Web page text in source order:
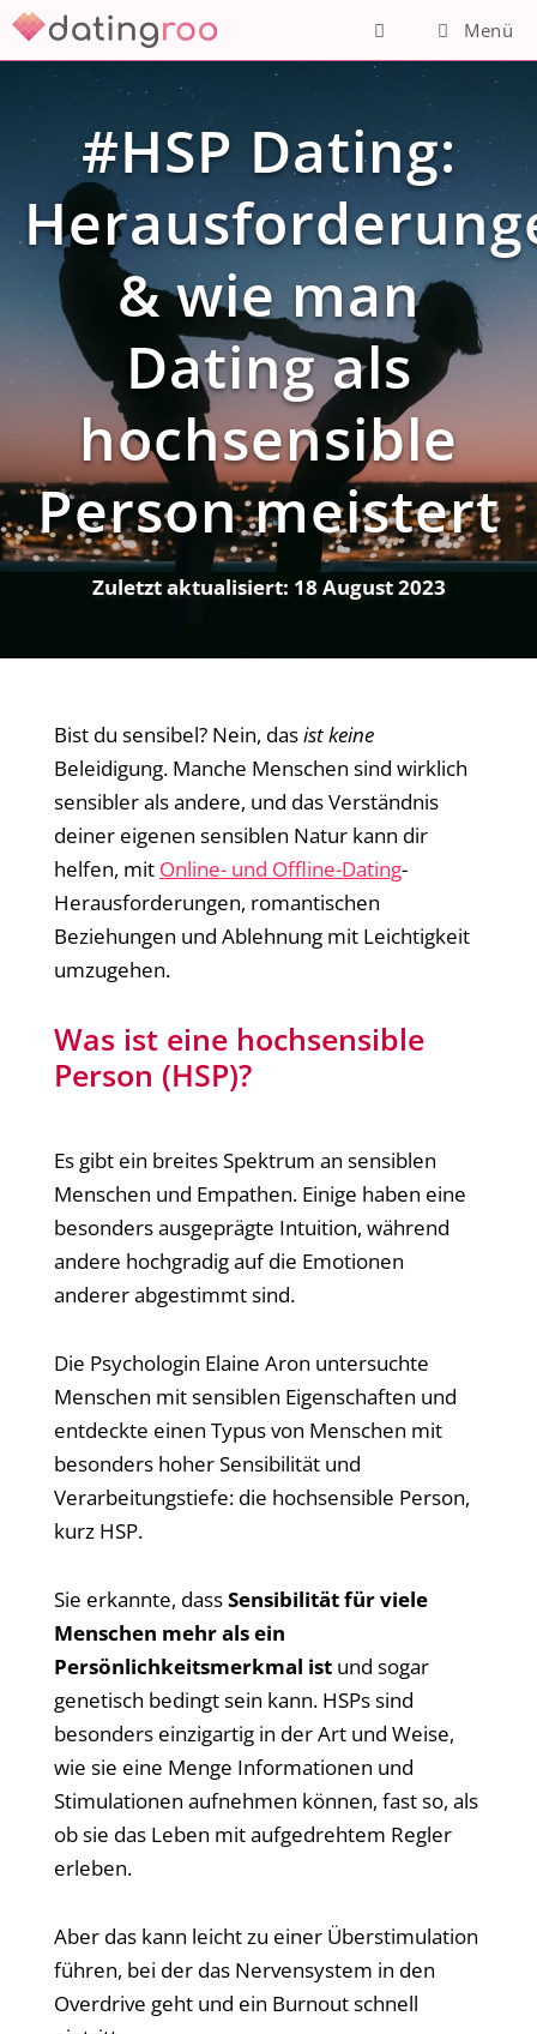
Zum
Inhalt
springen
Menü
#HSP Dating:
& wie man
Dating als
hochsensible
Person meistert
Zuletzt aktualisiert: 18 August 2023
Bist du sensibel? Nein, dasist keine
Beleidigung. Manche Menschen sind wirklich
sensibler als andere, und das Verständnis
deiner eigenen sensiblen Natur kann dir
helfen, mit Online- und Offline-Dating-
Herausforderungen, romantischen
Beziehungen und Ablehnung mit Leichtigkeit
umzugehen.
Was ist eine hochsensible
Person (HSP)?
Es gibt ein breites Spektrum an sensiblen
Menschen und Empathen. Einige haben eine
besonders ausgeprägte Intuition, während
andere hochgradig auf die Emotionen
anderer abgestimmt sind.
Die Psychologin Elaine Aron untersuchte
Menschen mit sensiblen Eigenschaften und
entdeckte einen Typus von Menschen mit
besonders hoher Sensibilität und
Verarbeitungstiefe: die hochsensible Person,
kurz HSP.
Sie erkannte, dassSensibilität für viele
Menschen mehr als ein
Persönlichkeitsmerkmal ist und sogar
genetisch bedingt sein kann. HSPs sind
besonders einzigartig in der Art und Weise,
wie sie eine Menge Informationen und
Stimulationen aufnehmen können, fast so, als
ob sie das Leben mit aufgedrehtem Regler
erleben.
Aber das kann leicht zu einer Überstimulation
führen, bei der das Nervensystem in den
Overdrive geht und ein Burnout schnell